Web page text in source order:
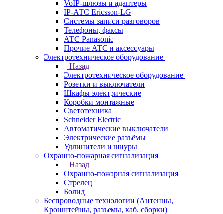
VoIP-шлюзы и адаптеры
IP-АТС Ericsson-LG
Системы записи разговоров
Телефоны, факсы
АТС Panasonic
Прочие АТС и аксессуары
Электротехническое оборудование
Назад
Электротехническое оборудование
Розетки и выключатели
Шкафы электрические
Коробки монтажные
Светотехника
Schneider Electric
Автоматические выключатели
Электрические разъёмы
Удлинители и шнуры
Охранно-пожарная сигнализация
Назад
Охранно-пожарная сигнализация
Стрелец
Болид
Беспроводные технологии (Антенны,
Кронштейны, разъемы, каб. сборки)